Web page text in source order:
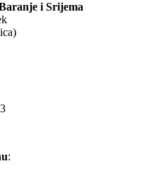
i Srijema
: